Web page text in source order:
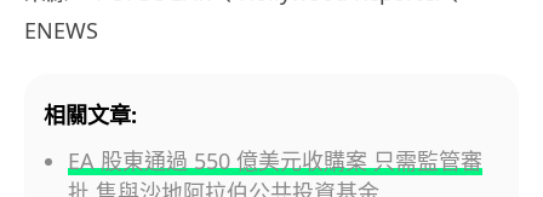
ENEWS
相關文章:
EA 股東通過 550 億美元收購案 只需監管審